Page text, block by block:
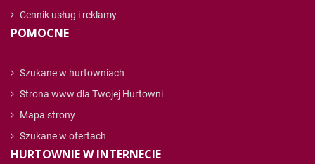
Cennik usług i reklamy
POMOCNE
Szukane w hurtowniach
Strona www dla Twojej Hurtowni
Mapa strony
Szukane w ofertach
HURTOWNIE W INTERNECIE